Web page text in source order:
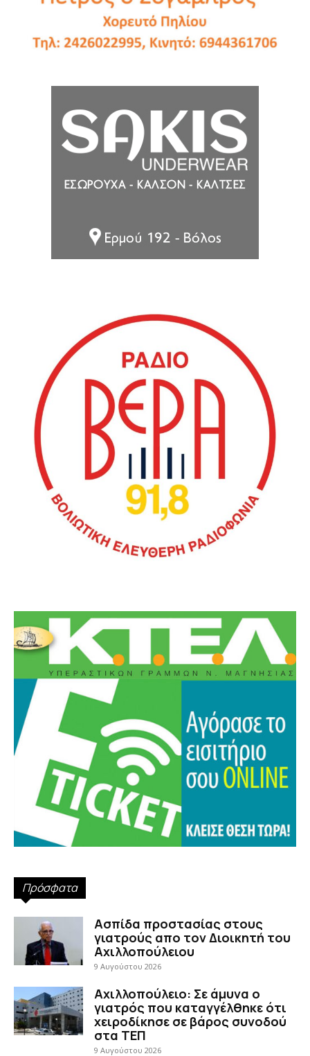
Πρόσφατα
Ασπίδα προστασίας στους
γιατρούς απο τον Διοικητή του
Αχιλλοπούλειου
9 Αυγούστου 2026
Αχιλλοπούλειο: Σε άμυνα ο
γιατρός που καταγγέλθηκε ότι
χειροδίκησε σε βάρος συνοδού
στα ΤΕΠ
9 Αυγούστου 2026